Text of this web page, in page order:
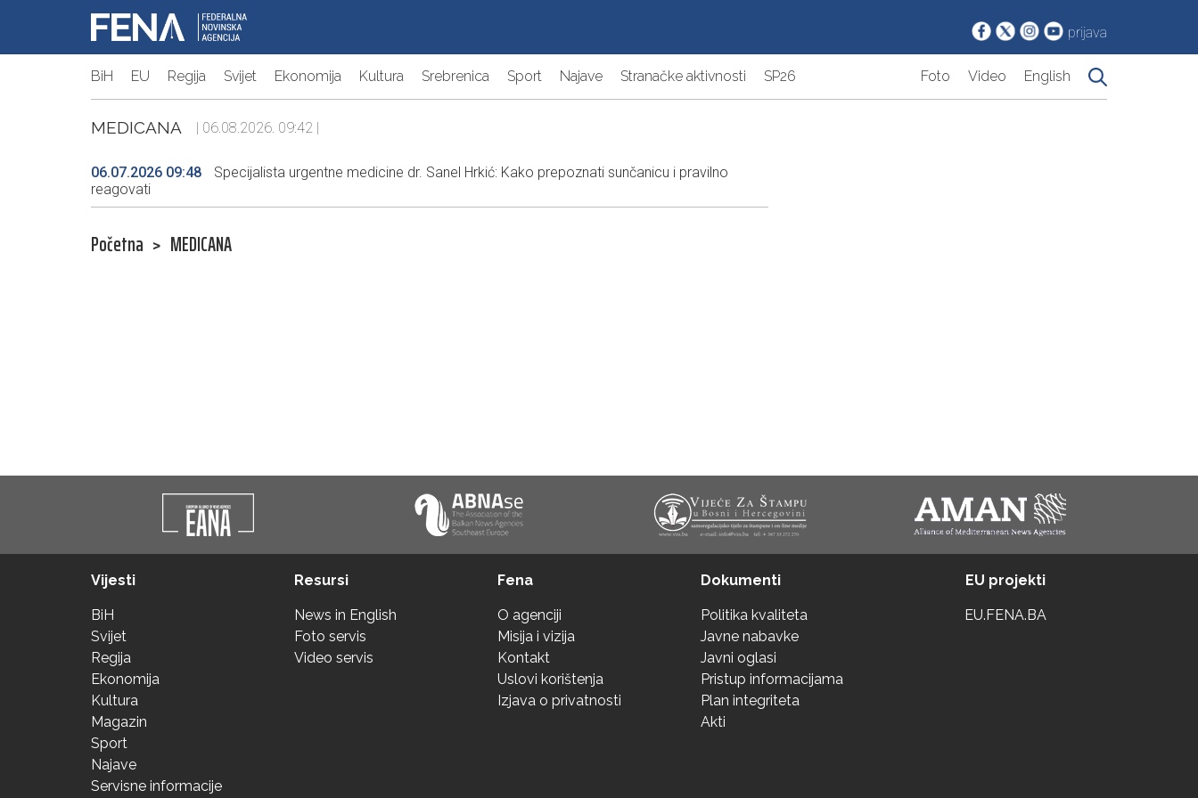
prijava
BiH EU Regija Svijet Ekonomija Kultura Srebrenica Sport Najave Stranačke aktivnosti SP26 Foto Video English
MEDICANA | 06.08.2026. 09:42 |
06.07.2026 09:48
Specijalista urgentne medicine dr. Sanel Hrkić: Kako prepoznati sunčanicu i pravilno
reagovati
Početna > MEDICANA
Vijesti
BiH
Svijet
Regija
Ekonomija
Kultura
Magazin
Sport
Najave
Servisne informacije
Resursi
News in English
Foto servis
Video servis
Fena
O agenciji
Misija i vizija
Kontakt
Uslovi korištenja
Izjava o privatnosti
Dokumenti
Politika kvaliteta
Javne nabavke
Javni oglasi
Pristup informacijama
Plan integriteta
Akti
EU projekti
EU.FENA.BA